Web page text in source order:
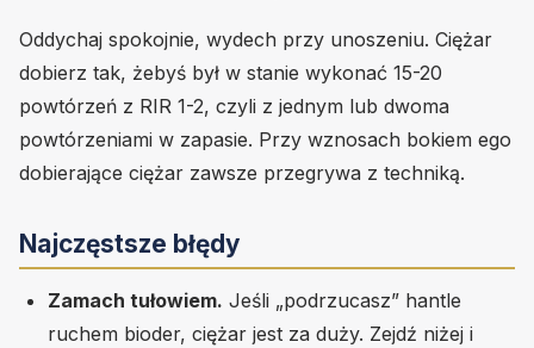
Oddychaj spokojnie, wydech przy unoszeniu. Ciężar
dobierz tak, żebyś był w stanie wykonać 15-20
powtórzeń z RIR 1-2, czyli z jednym lub dwoma
powtórzeniami w zapasie. Przy wznosach bokiem ego
dobierające ciężar zawsze przegrywa z techniką.
Najczęstsze błędy
Zamach tułowiem. Jeśli „podrzucasz” hantle
ruchem bioder, ciężar jest za duży. Zejdź niżej i